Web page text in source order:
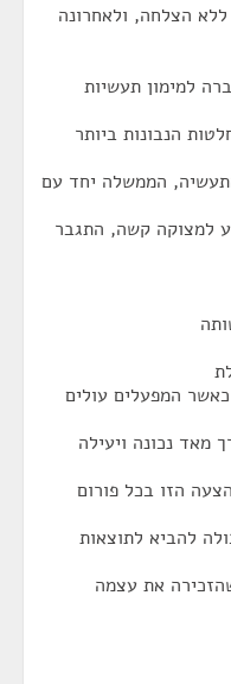
הצלחה, ולאחרונה
למימון תעשיות
הנבונות ביותר
הממשלה יחד עם
למצוקה קשה, התגבר
המפעלים עולים
מאד נכונה ויעילה
הזו בכל פורום
להביא לתוצאות
את עצמה